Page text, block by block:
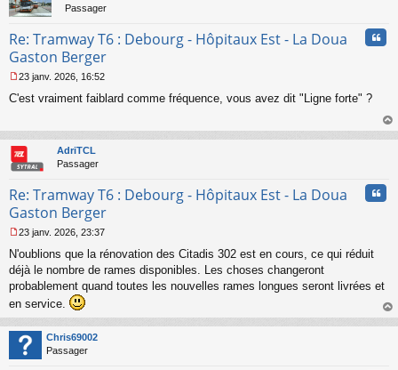
l
u
Passager
Re: Tramway T6 : Debourg - Hôpitaux Est - La Doua
Gaston Berger
e
a
g
e
o
l
u
23 janv. 2026, 16:52
C'est vraiment faiblard comme fréquence, vous avez dit "Ligne forte" ?
au
AdriTCL
Passager
Re: Tramway T6 : Debourg - Hôpitaux Est - La Doua
Gaston Berger
e
s
s
g
n
o
n
23 janv. 2026, 23:37
N'oublions que la rénovation des Citadis 302 est en cours, ce qui réduit
déjà le nombre de rames disponibles. Les choses changeront
probablement quand toutes les nouvelles rames longues seront livrées et
en service.
au
Chris69002
Passager